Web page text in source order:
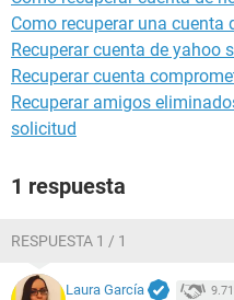
Como recuperar una cuenta
Recuperar cuenta de yahoo
Recuperar cuenta
Recuperar amigos
solicitud
1 respuesta
RESPUESTA 1 / 1
Laura García